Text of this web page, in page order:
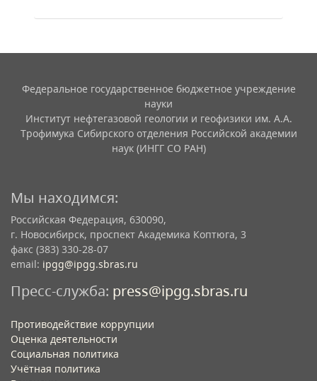
Федеральное государственное бюджетное учреждение
науки
Институт нефтегазовой геологии и геофизики им. А.А.
Трофимука Сибирского отделения Российской академии
наук (ИНГГ СО РАН)
Мы находимся:
Российская Федерация, 630090,
г. Новосибирск, проспект Академика Коптюга, 3
факс (383) 330-28-07
email: ipgg@ipgg.sbras.ru
Пресс-служба: press@ipgg.sbras.ru
Противодействие коррупции
Оценка деятельности
Социальная политика
Учётная политика​